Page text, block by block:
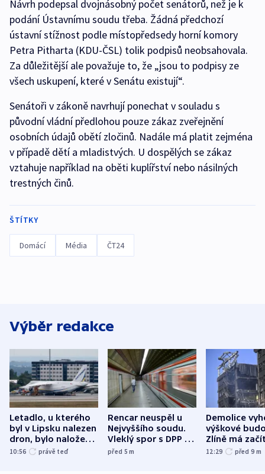
Návrh podepsal dvojnásobný počet senátorů, než je k
podání Ústavnímu soudu třeba. Žádná předchozí
ústavní stížnost podle místopředsedy horní komory
Petra Pitharta (KDU-ČSL) tolik podpisů neobsahovala.
Za důležitější ale považuje to, že „jsou to podpisy ze
všech uskupení, které v Senátu existují“.
Senátoři v zákoně navrhují ponechat v souladu s
původní vládní předlohou pouze zákaz zveřejnění
osobních údajů obětí zločinů. Nadále má platit zejména
v případě dětí a mladistvých. U dospělých se zákaz
vztahuje například na oběti kuplířství nebo násilných
trestných činů.
ŠTÍTKY
Domácí Média ČT24
Výběr redakce
Letadlo, u kterého
byl v Lipsku nalezen
dron, bylo naložené
municí, píší média
10:56 právě teď
Rencar neuspěl u
Nejvyššího soudu.
Vleklý spor s DPP o
reklamní plochu
před 5m
Demolice
výškové
Zlíně má
odpoledne
12:29 před 9 m